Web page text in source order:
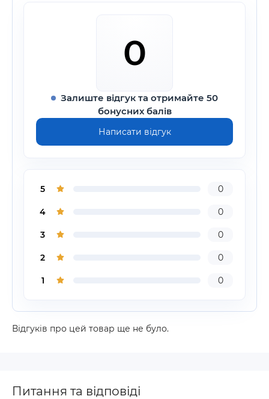
0
Залиште відгук та отримайте 50
бонусних балів
Написати відгук
5 0
4 0
3 0
2 0
1 0
Відгуків про цей товар ще не було.
Питання та відповіді